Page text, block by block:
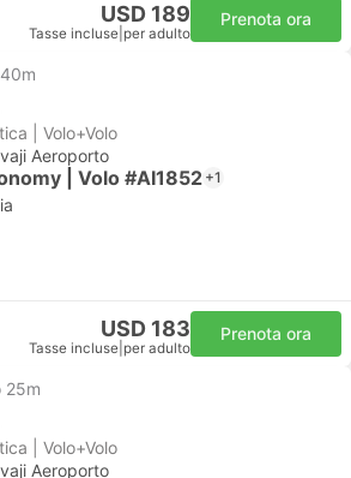
USD 189
Tasse incluse per adulto
Prenota ora
| Volo+Volo
Aeroporto
| Volo #AI1852 +1
USD 183
Tasse incluse per adulto
Prenota ora
25m
| Volo+Volo
Aeroporto